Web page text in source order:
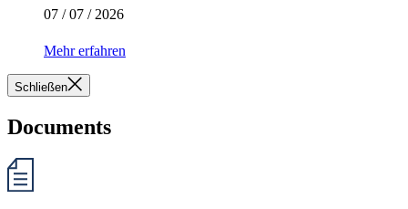
07 / 07 / 2026
Mehr erfahren
Schließen
Documents